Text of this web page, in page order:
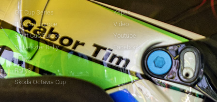
GT Cup Series
Clio Cup Europe
Swift Cup Europe
Szilveszter Rally
Rally2
Rally3
Skoda Octavia Cup
Képek
Video
Youtube
Facebook